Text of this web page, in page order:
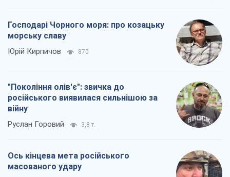
Господарі Чорного моря: про козацьку
морську славу
Юрій Кирпичов 870
"Покоління олів'є": звичка до
російського виявилася сильнішою за
війну
Руслан Горовий 3,8 т.
Ось кінцева мета російського
масованого удару